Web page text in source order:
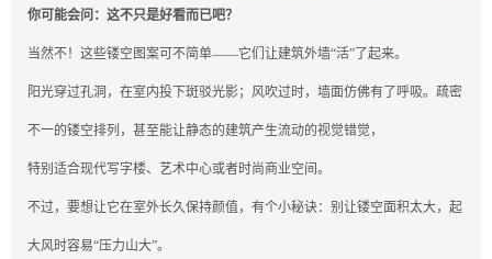
你可能会问：这不只是好看而已吧？
当然不！这些镂空图案可不简单——它们让建筑外墙“活”了起来。
阳光穿过孔洞，在室内投下斑驳光影；风吹过时，墙面仿佛有了呼吸。疏密
不一的镂空排列，甚至能让静态的建筑产生流动的视觉错觉，
特别适合现代写字楼、艺术中心或者时尚商业空间。
不过，要想让它在室外长久保持颜值，有个小秘诀：别让镂空面积太大，起
大风时容易“压力山大”。